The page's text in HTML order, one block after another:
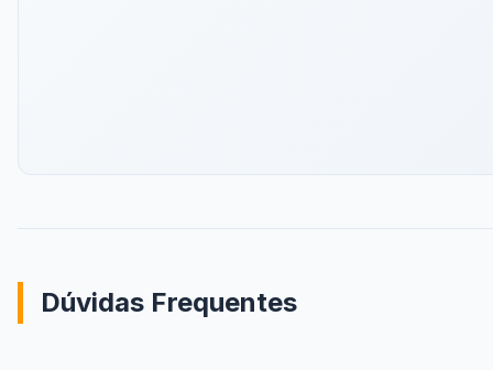
Dúvidas Frequentes